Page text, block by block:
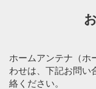
ホームアンテナ（ホ
わせは、下記お問い
絡ください。